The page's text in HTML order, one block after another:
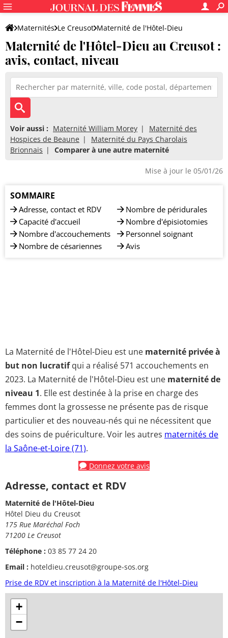
Maternités Le Creusot Maternité de l'Hôtel-Dieu
Maternité de l'Hôtel-Dieu au Creusot :
avis, contact, niveau
Voir aussi : Maternité William Morey
Maternité des
Hospices de Beaune
Maternité du Pays Charolais
Brionnais
Comparer à une autre maternité
Mise à jour le 05/01/26
SOMMAIRE
Adresse, contact et RDV
Capacité d'accueil
Nombre d'accouchements
Nombre de césariennes
Nombre de péridurales
Nombre d'épisiotomies
Personnel soignant
Avis
La Maternité de l'Hôtel-Dieu est une maternité privée à
but non lucratifqui a réalisé 571 accouchements en
2023. La Maternité de l'Hôtel-Dieu est une maternité de
niveau 1. Elle est destinée à la prise en charge des
femmes dont la grossesse ne présente pas de risque
particulier et des nouveau-nés qui ne nécessitent que
des soins de puériculture. Voir les autres maternités de
la Saône-et-Loire (71).
Donnez votre avis
Adresse, contact et RDV
Maternité de l'Hôtel-Dieu
Hôtel Dieu du Creusot
175 Rue Maréchal Foch
71200 Le Creusot
Téléphone : 03 85 77 24 20
Email : hoteldieu.creusot@groupe-sos.org
Prise de RDV et inscription à la Maternité de l'Hôtel-Dieu
+
−